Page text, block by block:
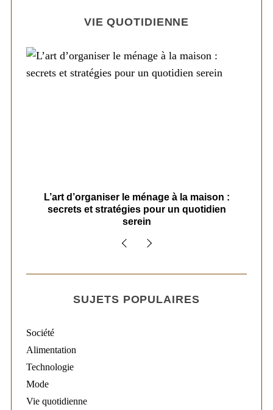
VIE QUOTIDIENNE
L’art d’organiser le ménage à la maison :
secrets et stratégies pour un quotidien
serein
SUJETS POPULAIRES
Société
Alimentation
Technologie
Mode
Vie quotidienne